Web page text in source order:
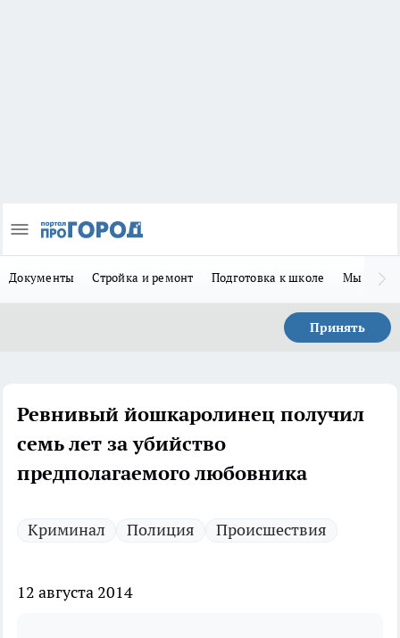
Документы Стройка и ремонт Подготовка к школе Мы в MAX
Принять
Ревнивый йошкаролинец получил
семь лет за убийство
предполагаемого любовника
Криминал Полиция Происшествия
12 августа 2014